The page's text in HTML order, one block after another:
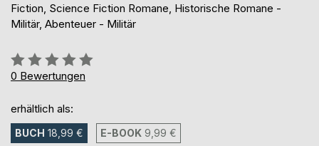
Fiction, Science Fiction Romane, Historische Romane -
Militär, Abenteuer - Militär
Bewertung::
0%
0 Bewertungen
erhältlich als:
BUCH 18,99 € E-BOOK 9,99 €